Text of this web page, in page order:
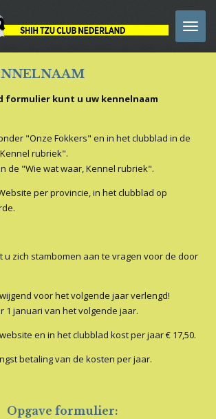
formulier kunt u uw kennelnaam
"Onze Fokkers" en in het clubblad in de
rubriek".
de "Wie wat waar, Kennel rubriek".
per provincie, in het clubblad op
u zich stambomen aan te vragen voor de door
voor het volgende jaar verlengd!
1 januari van het volgende jaar.
en in het clubblad kost per jaar € 17,50.
betaling van de kosten per jaar.
Opgave formulier: